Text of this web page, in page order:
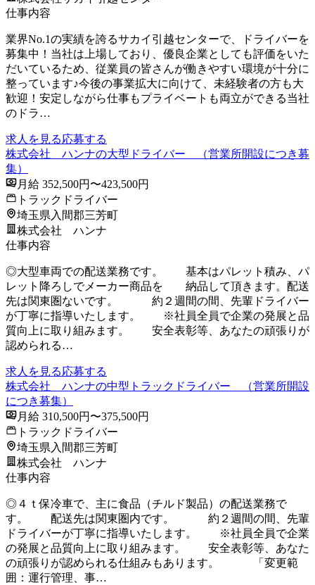
仕事内容
業界No.1の実績を誇るサカイ引越センターで、ドライバーを
募集中！当社は上場しており、優良企業としても評価をいた
だいているため、従業員の皆さんが働きやすい環境が十分に
整っています♪今後の事業拡大に向けて、未経験者の方も大
歓迎！安定しながら仕事もプライベートも両立ができる当社
のドラ…
求人を見る応募する
株式会社 ハンナの大型ドライバー （営業所開設につき募
集）
月給 352,500円〜423,500円
トラックドライバー
埼玉県入間郡三芳町
株式会社 ハンナ
仕事内容
◎大型車両での配送業務です。 基本はパレット積み、パ
レット降ろしでメーカー商品を 納品して頂きます。配送
先は関東圏ないです。 約２週間の間、先輩ドライバー
が丁寧に指導いたします。 ※社員全員で企業の発展と品
質向上に取り組みます。 安全表彰等、あなたの頑張りが
認められる…
求人を見る応募する
株式会社 ハンナの中型トラックドライバー （営業所開設
につき募集）
月給 310,500円〜375,500円
トラックドライバー
埼玉県入間郡三芳町
株式会社 ハンナ
仕事内容
◎４ｔ保冷車で、主に食品（チルド製品）の配送業務で
す。 配送先は関東圏内です。 約２週間の間、先輩
ドライバーが丁寧に指導いたします。 ※社員全員で企業
の発展と品質向上に取り組みます。 安全表彰等、あなた
の頑張りが認められる仕組みもあります。 「変更範
囲：運行管理、事…